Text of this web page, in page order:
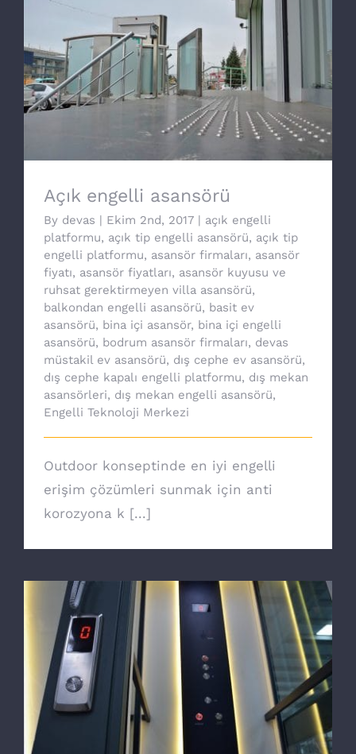
Açık engelli asansörü
Açık engelli asansörü
By devas | Ekim 2nd, 2017 | açık engelli
platformu, açık tip engelli asansörü, açık tip
engelli platformu, asansör firmaları, asansör
fiyatı, asansör fiyatları, asansör kuyusu ve
ruhsat gerektirmeyen villa asansörü,
balkondan engelli asansörü, basit ev
asansörü, bina içi asansör, bina içi engelli
asansörü, bodrum asansör firmaları, devas
müstakil ev asansörü, dış cephe ev asansörü,
dış cephe kapalı engelli platformu, dış mekan
asansörleri, dış mekan engelli asansörü,
Engelli Teknoloji Merkezi
Outdoor konseptinde en iyi engelli
erişim çözümleri sunmak için anti
korozyona k [...]
Ev asansörü ile özgürsünüz